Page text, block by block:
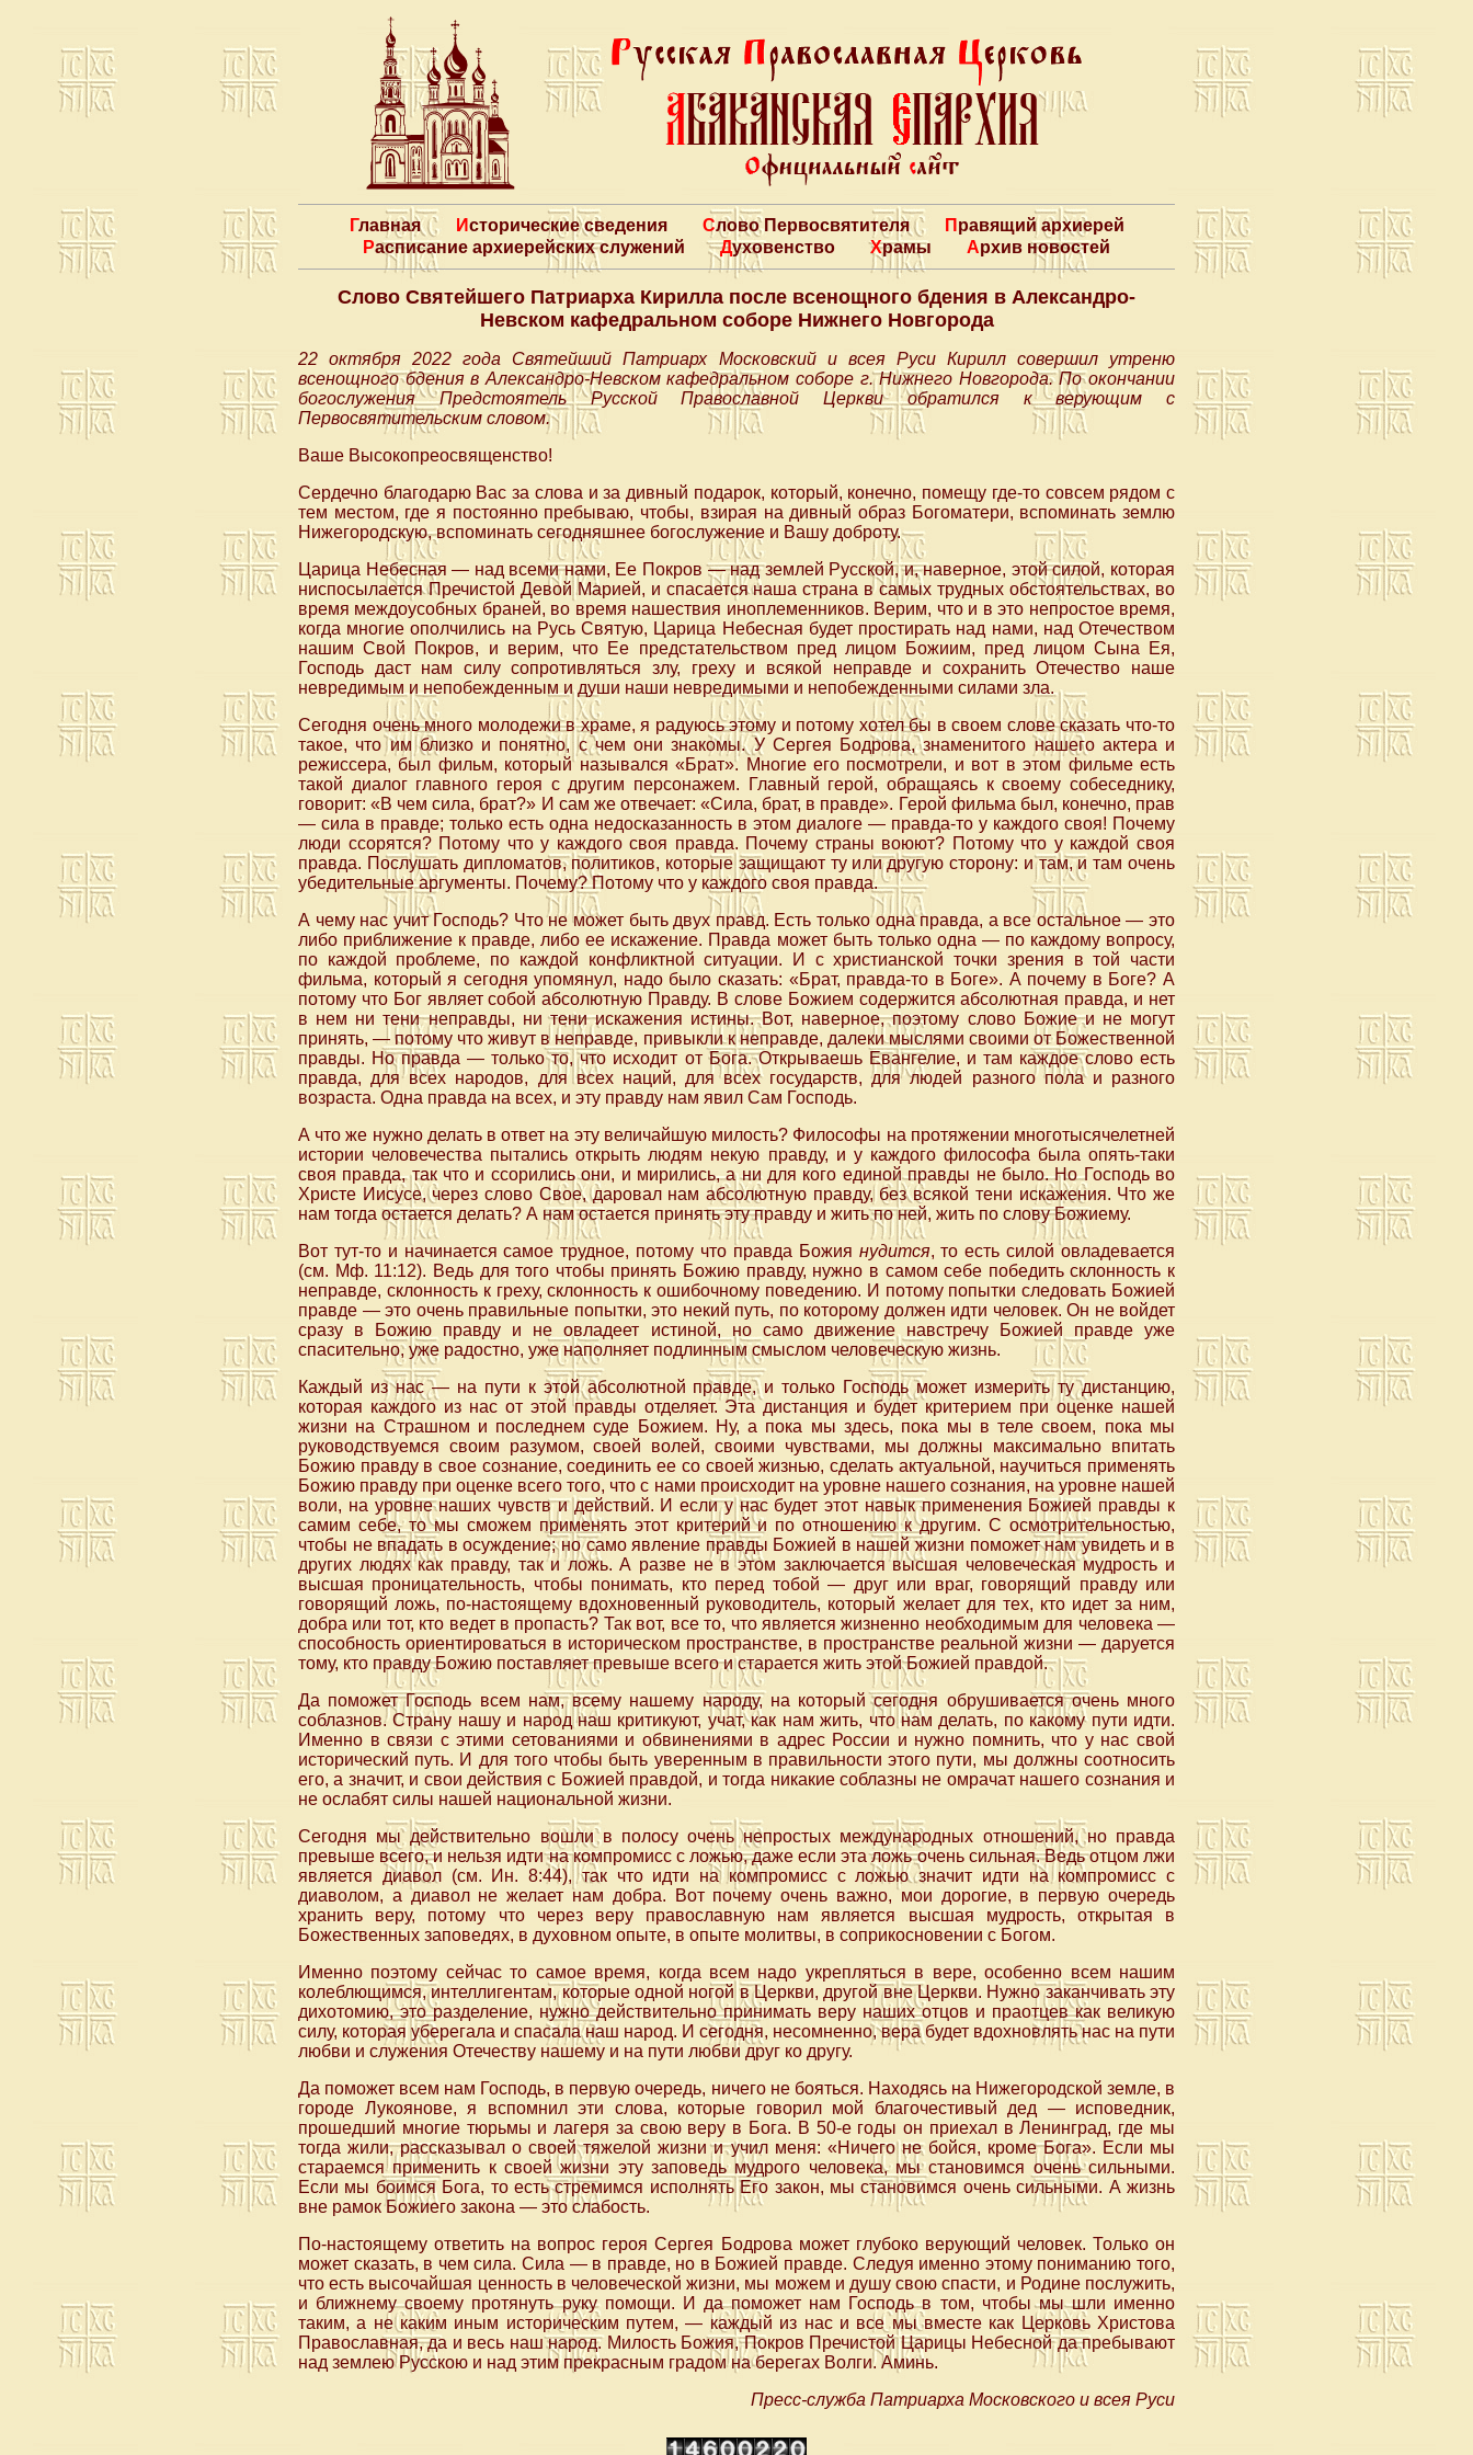
Главная Исторические сведения Слово Первосвятителя
Правящий архиерей
Расписание архиерейских служений
Духовенство Храмы Архив новостей
Слово Святейшего Патриарха Кирилла после всенощного бдения в Александро-
Невском кафедральном соборе Нижнего Новгорода
22 октября 2022 года Святейший Патриарх Московский и всея Руси Кирилл совершил утреню
всенощного бдения в Александро-Невском кафедральном соборе г. Нижнего Новгорода. По окончании
богослужения Предстоятель Русской Православной Церкви обратился к верующим с
Первосвятительским словом.
Ваше Высокопреосвященство!
Сердечно благодарю Вас за слова и за дивный подарок, который, конечно, помещу где-то совсем рядом с
тем местом, где я постоянно пребываю, чтобы, взирая на дивный образ Богоматери, вспоминать землю
Нижегородскую, вспоминать сегодняшнее богослужение и Вашу доброту.
Царица Небесная — над всеми нами, Ее Покров — над землей Русской, и, наверное, этой силой, которая
ниспосылается Пречистой Девой Марией, и спасается наша страна в самых трудных обстоятельствах, во
время междоусобных браней, во время нашествия иноплеменников. Верим, что и в это непростое время,
когда многие ополчились на Русь Святую, Царица Небесная будет простирать над нами, над Отечеством
нашим Свой Покров, и верим, что Ее предстательством пред лицом Божиим, пред лицом Сына Ея,
Господь даст нам силу сопротивляться злу, греху и всякой неправде и сохранить Отечество наше
невредимым и непобежденным и души наши невредимыми и непобежденными силами зла.
Сегодня очень много молодежи в храме, я радуюсь этому и потому хотел бы в своем слове сказать что-то
такое, что им близко и понятно, с чем они знакомы. У Сергея Бодрова, знаменитого нашего актера и
режиссера, был фильм, который назывался «Брат». Многие его посмотрели, и вот в этом фильме есть
такой диалог главного героя с другим персонажем. Главный герой, обращаясь к своему собеседнику,
говорит: «В чем сила, брат?» И сам же отвечает: «Сила, брат, в правде». Герой фильма был, конечно, прав
— сила в правде; только есть одна недосказанность в этом диалоге — правда-то у каждого своя! Почему
люди ссорятся? Потому что у каждого своя правда. Почему страны воюют? Потому что у каждой своя
правда. Послушать дипломатов, политиков, которые защищают ту или другую сторону: и там, и там очень
убедительные аргументы. Почему? Потому что у каждого своя правда.
А чему нас учит Господь? Что не может быть двух правд. Есть только одна правда, а все остальное — это
либо приближение к правде, либо ее искажение. Правда может быть только одна — по каждому вопросу,
по каждой проблеме, по каждой конфликтной ситуации. И с христианской точки зрения в той части
фильма, который я сегодня упомянул, надо было сказать: «Брат, правда-то в Боге». А почему в Боге? А
потому что Бог являет собой абсолютную Правду. В слове Божием содержится абсолютная правда, и нет
в нем ни тени неправды, ни тени искажения истины. Вот, наверное, поэтому слово Божие и не могут
принять, — потому что живут в неправде, привыкли к неправде, далеки мыслями своими от Божественной
правды. Но правда — только то, что исходит от Бога. Открываешь Евангелие, и там каждое слово есть
правда, для всех народов, для всех наций, для всех государств, для людей разного пола и разного
возраста. Одна правда на всех, и эту правду нам явил Сам Господь.
А что же нужно делать в ответ на эту величайшую милость? Философы на протяжении многотысячелетней
истории человечества пытались открыть людям некую правду, и у каждого философа была опять-таки
своя правда, так что и ссорились они, и мирились, а ни для кого единой правды не было. Но Господь во
Христе Иисусе, через слово Свое, даровал нам абсолютную правду, без всякой тени искажения. Что же
нам тогда остается делать? А нам остается принять эту правду и жить по ней, жить по слову Божиему.
Вот тут-то и начинается самое трудное, потому что правда Божия нудится, то есть силой овладевается
(см. Мф. 11:12). Ведь для того чтобы принять Божию правду, нужно в самом себе победить склонность к
неправде, склонность к греху, склонность к ошибочному поведению. И потому попытки следовать Божией
правде — это очень правильные попытки, это некий путь, по которому должен идти человек. Он не войдет
сразу в Божию правду и не овладеет истиной, но само движение навстречу Божией правде уже
спасительно, уже радостно, уже наполняет подлинным смыслом человеческую жизнь.
Каждый из нас — на пути к этой абсолютной правде, и только Господь может измерить ту дистанцию,
которая каждого из нас от этой правды отделяет. Эта дистанция и будет критерием при оценке нашей
жизни на Страшном и последнем суде Божием. Ну, а пока мы здесь, пока мы в теле своем, пока мы
руководствуемся своим разумом, своей волей, своими чувствами, мы должны максимально впитать
Божию правду в свое сознание, соединить ее со своей жизнью, сделать актуальной, научиться применять
Божию правду при оценке всего того, что с нами происходит на уровне нашего сознания, на уровне нашей
воли, на уровне наших чувств и действий. И если у нас будет этот навык применения Божией правды к
самим себе, то мы сможем применять этот критерий и по отношению к другим. С осмотрительностью,
чтобы не впадать в осуждение; но само явление правды Божией в нашей жизни поможет нам увидеть и в
других людях как правду, так и ложь. А разве не в этом заключается высшая человеческая мудрость и
высшая проницательность, чтобы понимать, кто перед тобой — друг или враг, говорящий правду или
говорящий ложь, по-настоящему вдохновенный руководитель, который желает для тех, кто идет за ним,
добра или тот, кто ведет в пропасть? Так вот, все то, что является жизненно необходимым для человека —
способность ориентироваться в историческом пространстве, в пространстве реальной жизни — даруется
тому, кто правду Божию поставляет превыше всего и старается жить этой Божией правдой.
Да поможет Господь всем нам, всему нашему народу, на который сегодня обрушивается очень много
соблазнов. Страну нашу и народ наш критикуют, учат, как нам жить, что нам делать, по какому пути идти.
Именно в связи с этими сетованиями и обвинениями в адрес России и нужно помнить, что у нас свой
исторический путь. И для того чтобы быть уверенным в правильности этого пути, мы должны соотносить
его, а значит, и свои действия с Божией правдой, и тогда никакие соблазны не омрачат нашего сознания и
не ослабят силы нашей национальной жизни.
Сегодня мы действительно вошли в полосу очень непростых международных отношений, но правда
превыше всего, и нельзя идти на компромисс с ложью, даже если эта ложь очень сильная. Ведь отцом лжи
является диавол (см. Ин. 8:44), так что идти на компромисс с ложью значит идти на компромисс с
диаволом, а диавол не желает нам добра. Вот почему очень важно, мои дорогие, в первую очередь
хранить веру, потому что через веру православную нам является высшая мудрость, открытая в
Божественных заповедях, в духовном опыте, в опыте молитвы, в соприкосновении с Богом.
Именно поэтому сейчас то самое время, когда всем надо укрепляться в вере, особенно всем нашим
колеблющимся, интеллигентам, которые одной ногой в Церкви, другой вне Церкви. Нужно заканчивать эту
дихотомию, это разделение, нужно действительно принимать веру наших отцов и праотцев как великую
силу, которая уберегала и спасала наш народ. И сегодня, несомненно, вера будет вдохновлять нас на пути
любви и служения Отечеству нашему и на пути любви друг ко другу.
Да поможет всем нам Господь, в первую очередь, ничего не бояться. Находясь на Нижегородской земле, в
городе Лукоянове, я вспомнил эти слова, которые говорил мой благочестивый дед — исповедник,
прошедший многие тюрьмы и лагеря за свою веру в Бога. В 50-е годы он приехал в Ленинград, где мы
тогда жили, рассказывал о своей тяжелой жизни и учил меня: «Ничего не бойся, кроме Бога». Если мы
стараемся применить к своей жизни эту заповедь мудрого человека, мы становимся очень сильными.
Если мы боимся Бога, то есть стремимся исполнять Его закон, мы становимся очень сильными. А жизнь
вне рамок Божиего закона — это слабость.
По-настоящему ответить на вопрос героя Сергея Бодрова может глубоко верующий человек. Только он
может сказать, в чем сила. Сила — в правде, но в Божией правде. Следуя именно этому пониманию того,
что есть высочайшая ценность в человеческой жизни, мы можем и душу свою спасти, и Родине послужить,
и ближнему своему протянуть руку помощи. И да поможет нам Господь в том, чтобы мы шли именно
таким, а не каким иным историческим путем, — каждый из нас и все мы вместе как Церковь Христова
Православная, да и весь наш народ. Милость Божия, Покров Пречистой Царицы Небесной да пребывают
над землею Русскою и над этим прекрасным градом на берегах Волги. Аминь.
Пресс-служба Патриарха Московского и всея Руси